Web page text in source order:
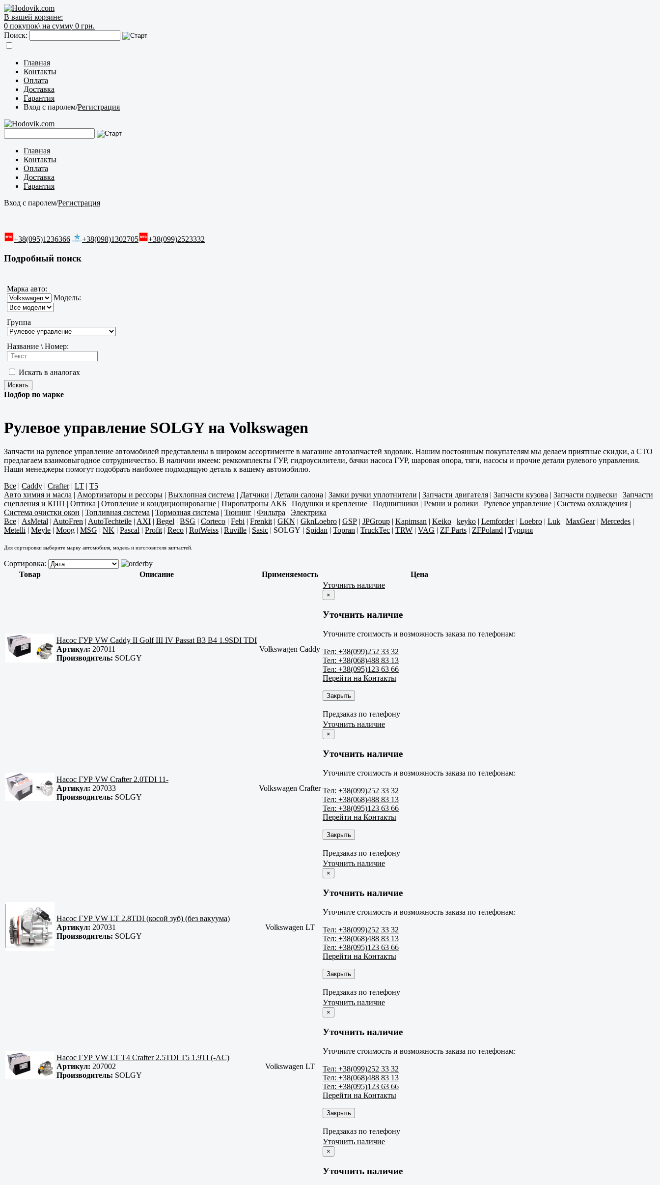
В вашей корзине:
0 покупок\ на сумму 0 грн.
Поиск:
Главная
Контакты
Оплата
Доставка
Гарантия
Вход с паролем/Регистрация
Главная
Контакты
Оплата
Доставка
Гарантия
Вход с паролем/Регистрация
+38(095)1236366 +38(098)1302705 +38(099)2523332
Подробный поиск
Марка авто:
Модель:
Группа
Название \ Номер:
Искать в аналогах
Подбор по марке
Рулевое управление SOLGY на Volkswagen
Запчасти на рулевое управление автомобилей представлены в широком ассортименте в магазине автозапчастей ходовик. Нашим постоянным покупателям мы делаем приятные скидки, а СТО
предлагаем взаимовыгодное сотрудничество. В наличии имеем: ремкомплекты ГУР, гидроусилители, бачки насоса ГУР, шаровая опора, тяги, насосы и прочие детали рулевого управления.
Наши менеджеры помогут подобрать наиболее подходящую деталь к вашему автомобилю.
Все | Caddy | Crafter| LT | T5
Авто химия и масла | Амортизаторы и рессоры | Выхлопная система | Датчики | Детали салона | Замки ручки уплотнители | Запчасти двигателя | Запчасти кузова | Запчасти подвески | Запчасти
сцепления и КПП | Оптика | Отопление и кондиционирование | Пиропатроны АКБ | Подушки и крепление | Подшипники | Ремни и ролики | Рулевое управление | Система охлаждения |
Система очистки окон | Топливная система | Тормозная система | Тюнинг | Фильтра | Электрика
Все | AsMetal | AutoFren | AutoTechteile | AXI | Begel | BSG | Corteco | Febi | Frenkit | GKN | GknLoebro | GSP | JPGroup | Kapimsan | Keiko | keyko | Lemforder| Loebro | Luk | MaxGear| Mercedes |
Metelli | Meyle | Moog | MSG | NK | Pascal | Profit | Reco | RotWeiss | Ruville | Sasic | SOLGY | Spidan | Topran | TruckTec | TRW | VAG | ZF Parts | ZFPoland | Турция
Для сортировки выберите марку автомобиля, модель и изготовителя запчастей.
Сортировка:
Товар
Описание Применяемость Цена
Насос ГУР VW Caddy II Golf III IV Passat B3 B4 1.9SDI TDI
Артикул: 207011
Производитель: SOLGY
Volkswagen Caddy
Уточнить наличие
×
Уточнить наличие
Уточните стоимость и возможность заказа по телефонам:
Тел: +38(099)252 33 32
Тел: +38(068)488 83 13
Тел: +38(095)123 63 66
Перейти на Контакты
Закрыть
Предзаказ по телефону
Насос ГУР VW Crafter 2.0TDI 11-
Артикул: 207033
Производитель: SOLGY
Volkswagen Crafter
Уточнить наличие
×
Уточнить наличие
Уточните стоимость и возможность заказа по телефонам:
Тел: +38(099)252 33 32
Тел: +38(068)488 83 13
Тел: +38(095)123 63 66
Перейти на Контакты
Закрыть
Предзаказ по телефону
Насос ГУР VW LT 2.8TDI (косой зуб) (без вакуума)
Артикул: 207031
Производитель: SOLGY
Volkswagen LT
Уточнить наличие
×
Уточнить наличие
Уточните стоимость и возможность заказа по телефонам:
Тел: +38(099)252 33 32
Тел: +38(068)488 83 13
Тел: +38(095)123 63 66
Перейти на Контакты
Закрыть
Предзаказ по телефону
Насос ГУР VW LT T4 Crafter 2.5TDI T5 1.9TI (-AC)
Артикул: 207002
Производитель: SOLGY
Volkswagen LT
Уточнить наличие
×
Уточнить наличие
Уточните стоимость и возможность заказа по телефонам:
Тел: +38(099)252 33 32
Тел: +38(068)488 83 13
Тел: +38(095)123 63 66
Перейти на Контакты
Закрыть
Предзаказ по телефону
Уточнить наличие
×
Уточнить наличие